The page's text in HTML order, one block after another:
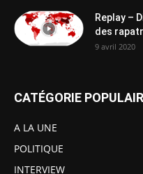
Replay –
des
9 avril 2020
CATÉGORIE
A LA UNE
POLITIQUE
INTERVIEW